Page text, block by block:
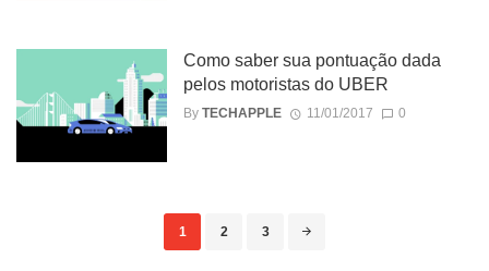
Como saber sua pontuação dada
pelos motoristas do UBER
By TECHAPPLE 11/01/2017 0
1 2 3